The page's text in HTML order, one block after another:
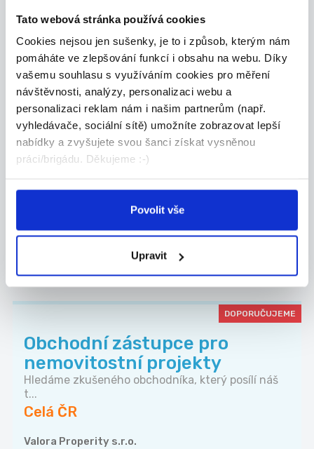
Tato webová stránka používá cookies
Cookies nejsou jen sušenky, je to i způsob, kterým nám
pomáháte ve zlepšování funkcí i obsahu na webu. Díky
vašemu souhlasu s využíváním cookies pro měření
návštěvnosti, analýzy, personalizaci webu a
personalizaci reklam nám i našim partnerům (např.
vyhledávače, sociální sítě) umožníte zobrazovat lepší
nabídky a zvyšujete svou šanci získat vysněnou
práci/brigádu. Děkujeme :-)
Povolit vše
Upravit
Hledáš stabilní práci, kde se neztratíš a všechn...
Grafton Recruitment s.r.o.
24.07.2026
Manažer obchodního týmu
Allianz | Náborový příspěvek
Celá ČR
DOPORUČUJEME
Obchodní zástupce pro
nemovitostní projekty
Hledáme zkušeného obchodníka, který posílí náš
t...
Celá ČR
Valora Properity s.r.o.